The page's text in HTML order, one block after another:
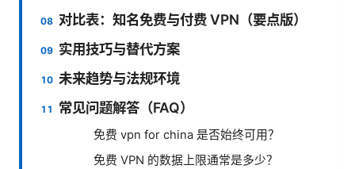
对比表：知名免费与付费 VPN（要点版）
实用技巧与替代方案
未来趋势与法规环境
常见问题解答（FAQ）
免费 vpn for china 是否始终可用？
免费 VPN 的数据上限通常是多少？